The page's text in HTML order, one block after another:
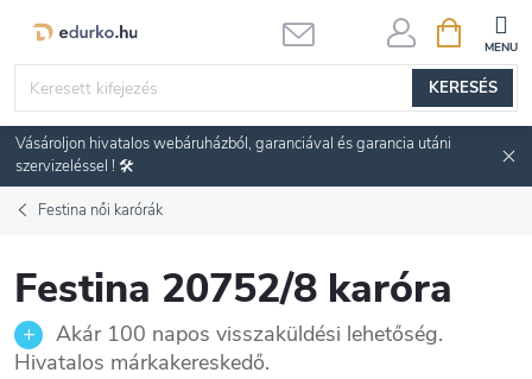
KERESÉS
KOSÁR
Vásároljon hivatalos webáruházból, garanciával és garancia utáni
szervizeléssel ! 🛠️
Festina női karórák
Festina 20752/8 karóra
Akár 100 napos visszaküldési lehetőség.
Hivatalos márkakereskedő.